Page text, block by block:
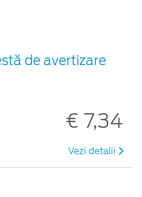
de avertizare
€ 7,34
Vezi detalii